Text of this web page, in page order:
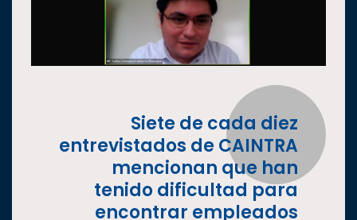
Siete de cada diez
entrevistados de CAINTRA
mencionan que han
tenido dificultad para
encontrar empleados